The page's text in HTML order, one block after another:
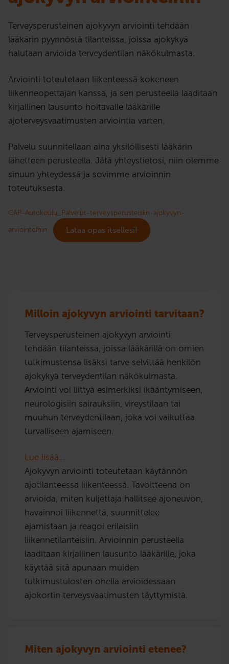
Terveysperusteinen ajokyvyn arviointi tehdään
lääkärin pyynnöstä tilanteissa, joissa ajokykyä
halutaan arvioida terveydentilan näkökulmasta.
Arviointi toteutetaan liikenteessä kokeneen
liikenneopettajan kanssa, ja sen perusteella laaditaan
kirjallinen lausunto hoitavalle lääkärille
ajoterveysvaatimusten arviointia varten.
Palvelu suunnitellaan aina yksilöllisesti lääkärin
lähetteen perusteella. Jätä yhteystietosi, niin olemme
sinuun yhteydessä ja sovimme arvioinnin
toteutuksesta.
CAP-Autokoulu_Palvelut-terveysperusteisiin-ajokyvyn-
arviointeihin
Lataa opas itsellesi!
Milloin ajokyvyn arviointi tarvitaan?
Terveysperusteinen ajokyvyn arviointi
tehdään tilanteissa, joissa lääkärillä on omien
tutkimustensa lisäksi tarve selvittää henkilön
ajokykyä terveydentilan näkökulmasta.
Arviointi voi liittyä esimerkiksi ikääntymiseen,
neurologisiin sairauksiin, vireystilaan tai
muuhun terveydentilaan, joka voi vaikuttaa
turvalliseen ajamiseen.
Lue lisää…
Ajokyvyn arviointi toteutetaan käytännön
ajotilanteessa liikenteessä. Tavoitteena on
arvioida, miten kuljettaja hallitsee ajoneuvon,
havainnoi liikennettä, suunnittelee
ajamistaan ja reagoi erilaisiin
liikennetilanteisiin. Arvioinnin perusteella
laaditaan kirjallinen lausunto lääkärille, joka
käyttää sitä apunaan muiden
tutkimustulosten ohella arvioidessaan
ajokortin terveysvaatimusten täyttymistä.
Miten ajokyvyn arviointi etenee?